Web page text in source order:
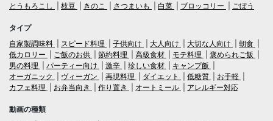
とうもろこし
枝豆 きのこ さつまいも 白菜 ブロッコリー ごぼう
タイプ
自家製調味料
スピード料理 子供向け 大人向け 大切な人向け
朝食
低カロリー
ご飯のお供 節約料理 高級食材 モテ料理
褒められご飯
男の料理
パーティー向け 激辛 珍しい食材
キャンプ飯
オーガニック
ヴィーガン 再現料理 ダイエット 低糖質
お手軽
カフェ料理
お弁当向き 作り置き オートミール アレルギー対応
動画の種類